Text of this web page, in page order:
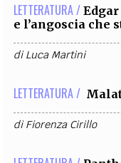
LETTERATURA /
e l’angoscia che
diLuca Martini
LETTERATURA /
diFiorenza Cirillo